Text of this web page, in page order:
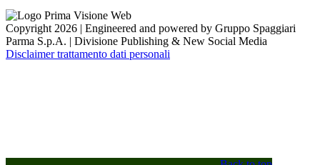
Copyright 2026 | Engineered and powered by Gruppo Spaggiari
Parma S.p.A. | Divisione Publishing & New Social Media
Disclaimer trattamento dati personali